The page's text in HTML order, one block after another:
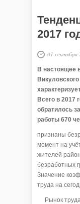
2017
01 сентября
В настоящее
Всего в 2017
обратилось
работы 670
признаны
момент на
жителей
безработных
Значение
труда на
Рынок труда